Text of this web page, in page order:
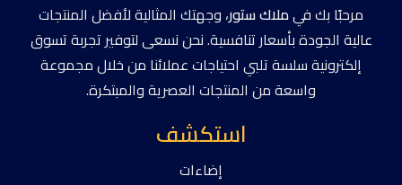
مرحبًا بك فيملاك ستور، وجهتك المثالية لأفضل المنتجات
عالية الجودة بأسعار تنافسية. نحن نسعى لتوفير تجربة تسوق
إلكترونية سلسة تلبي احتياجات عملائنا من خلال مجموعة
واسعة من المنتجات العصرية والمبتكرة.
استكشف
إضاءات